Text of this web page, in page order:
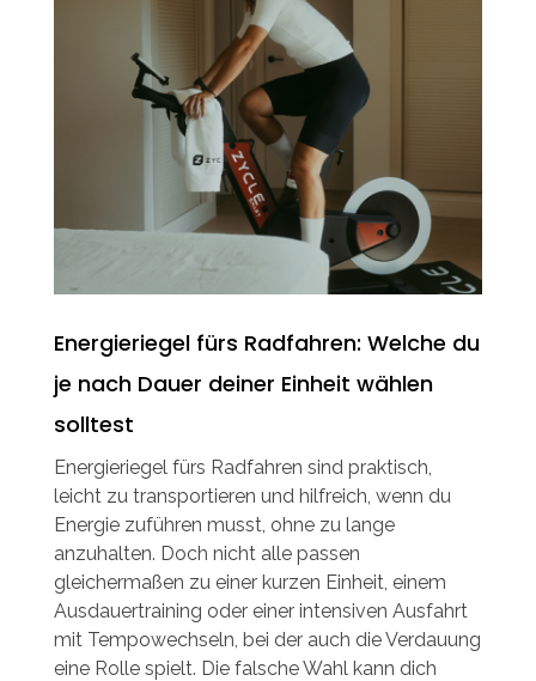
Energieriegel fürs Radfahren: Welche du
je nach Dauer deiner Einheit wählen
solltest
Energieriegel fürs Radfahren sind praktisch,
leicht zu transportieren und hilfreich, wenn du
Energie zuführen musst, ohne zu lange
anzuhalten. Doch nicht alle passen
gleichermaßen zu einer kurzen Einheit, einem
Ausdauertraining oder einer intensiven Ausfahrt
mit Tempowechseln, bei der auch die Verdauung
eine Rolle spielt. Die falsche Wahl kann dich